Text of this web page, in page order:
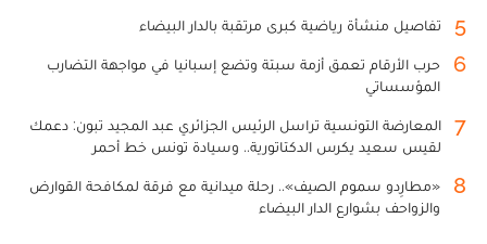
5 تفاصيل منشأة رياضية كبرى مرتقبة بالدار البيضاء
6
حرب الأرقام تعمق أزمة سبتة وتضع إسبانيا في مواجهة التضارب
المؤسساتي
7
المعارضة التونسية تراسل الرئيس الجزائري عبد المجيد تبون: دعمك
لقيس سعيد يكرس الدكتاتورية.. وسيادة تونس خط أحمر
8
«مطارِدو سموم الصيف».. رحلة ميدانية مع فرقة لمكافحة القوارض
والزواحف بشوارع الدار البيضاء